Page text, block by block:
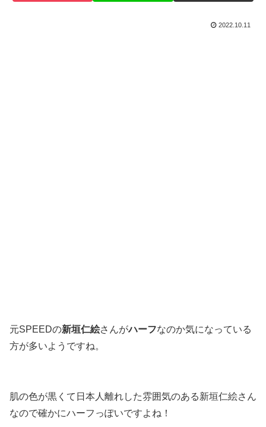
2022.10.11
元SPEEDの新垣仁絵さんがハーフなのか気になっている
方が多いようですね。
肌の色が黒くて日本人離れした雰囲気のある新垣仁絵さん
なので確かにハーフっぽいですよね！